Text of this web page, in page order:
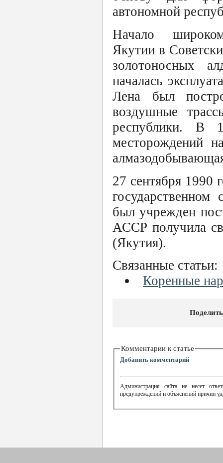
автономной
Начало
Якутии в
золотоносных
началась
Лена был
воздушные
республики. В
месторождений
27 сентября 1990
был учрежден
АССР получила
(Якутия).
Связанные статьи:
Коренные
Комментарии к статье
Добавить комментарий
Администрация сайта не несет
предупреждений и объяснений причин